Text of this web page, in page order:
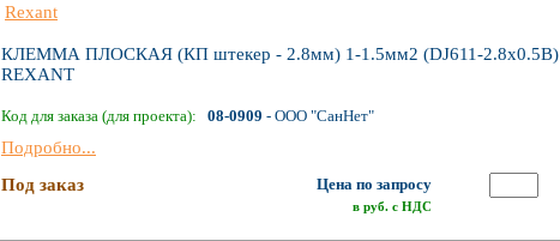
Rexant
КЛЕММА ПЛОСКАЯ (КП штекер - 2.8мм) 1-1.5мм2 (DJ611-2.8х0.5B)
REXANT
Код для заказа (для проекта): 08-0909 - ООО "СанНет"
Подробно...
Под заказ
Цена по запросу
в руб. с НДС